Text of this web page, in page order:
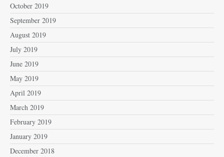
October 2019
September 2019
August 2019
July 2019
June 2019
May 2019
April 2019
March 2019
February 2019
January 2019
December 2018